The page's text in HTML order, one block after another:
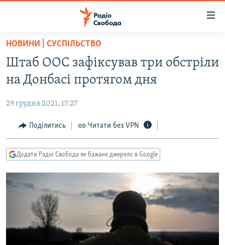
Перейти
основного
матеріалу
до
навігації
Перейти
до
РАДІО СВОБОДА – 70 РОКІВ
ВСЕ ЗА ДОБУ
ПОЛІТИКА
ЕКОНОМІКА
КУЛЬТУРА
УКРАЇНА
ВІЙНА
РОСІЙСЬКА «ФІЛЬТРАЦІЯ»
КРИМ.РЕАЛІЇ
ТИ ЯК?
КИТАЙ.ВИКЛИКИ
МУЛЬТИМЕДІА
НОВИНИ | СУСПІЛЬСТВО
Штаб ООС зафіксував три обстріли
на Донбасі протягом дня
29 грудня 2021, 17:27
Поділитись Читати без VPN
Додати Радіо Свобода як бажане джерело в Google